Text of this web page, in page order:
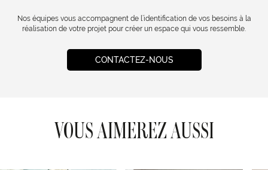
Nos équipes vous accompagnent de l’identification de vos besoins à la
réalisation de votre projet pour créer un espace qui vous ressemble.
CONTACTEZ-NOUS
VOUS AIMEREZ AUSSI